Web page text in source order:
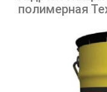
полимерная